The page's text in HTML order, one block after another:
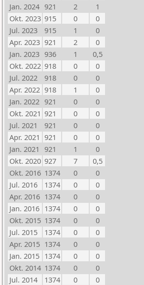
Jan. 2024 921 2
1
Okt. 2023 915 0
0
Jul. 2023
915 1
0
Apr. 2023 921 2
0
Jan. 2023 936 1
0,5
Okt. 2022 918 0
0
Jul. 2022
918 0
0
Apr. 2022 918 1
0
Jan. 2022 921 0
0
Okt. 2021 921 0
0
Jul. 2021
921 0
0
Apr. 2021 921 0
0
Jan. 2021 921 1
0
Okt. 2020 927 7
0,5
Okt. 2016 1374 0
0
Jul. 2016
1374 0
0
Apr. 2016 1374 0
0
Jan. 2016 1374 0
0
Okt. 2015 1374 0
0
Jul. 2015
1374 0
0
Apr. 2015 1374 0
0
Jan. 2015 1374 0
0
Okt. 2014 1374 0
0
Jul. 2014
1374 0
0